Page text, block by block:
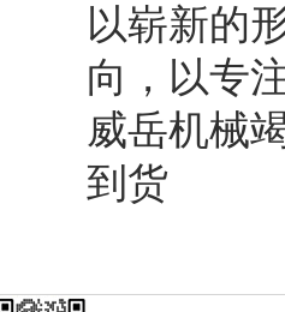
以崭新的
向，以专
威岳机械
到货